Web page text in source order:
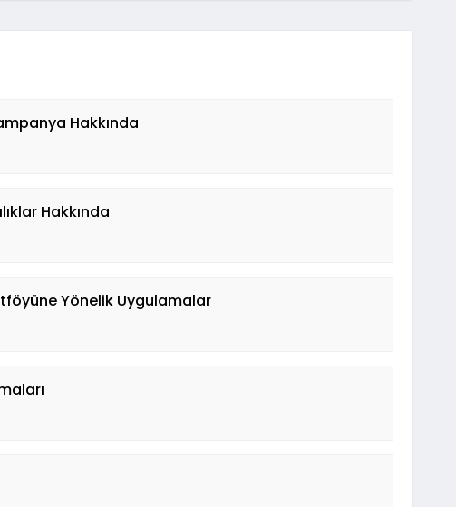
Hakkında
Hakkında
Yönelik Uygulamalar